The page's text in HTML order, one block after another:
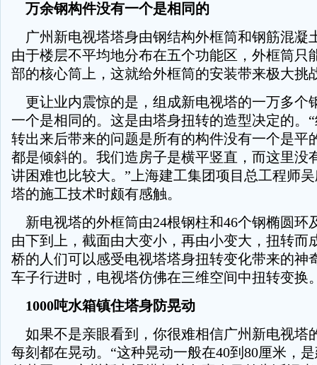
万余钢构件没有一个是相同的
广州新电视塔塔身由钢结构外框筒和钢筋混凝
由于楼层不平均地分布在五个功能区，外框筒只
部的核心筒上，这就给外框筒的安装带来极大挑
更让业内震惊的是，组成新电视塔的一万多个
一个是相同的。这是由塔身扭转的造型决定的。
转出来后带来的问题是所有的构件没有一个是平
都是倾斜的。我们造房子是横平竖直，而这里没
讲困难也比较大。”上海建工集团项目总工程师
塔的施工技术时颇有感触。
新电视塔的外框筒由24根钢柱和46个钢椭圆环
由下到上，截面由大变小，再由小变大，扭转而
桥的人们可以感受电视塔塔身扭转变化带来的神
车子行进时，电视塔仿佛在三维空间中扭转变换
1000吨水箱镇住塔身防晃动
如果不是亲眼看到，你很难相信广州新电视塔
每刻都在晃动。“这种晃动一般在40到80厘米，